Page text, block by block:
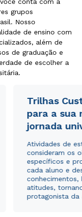
grupos
Nosso
de ensino com
além de
de graduação e
de escolher a
Trilhas
para a sua
jornada
Atividades de
consideram os
específicos e
cada aluno e
conhecimentos,
atitudes,
protagonista da
e
para o